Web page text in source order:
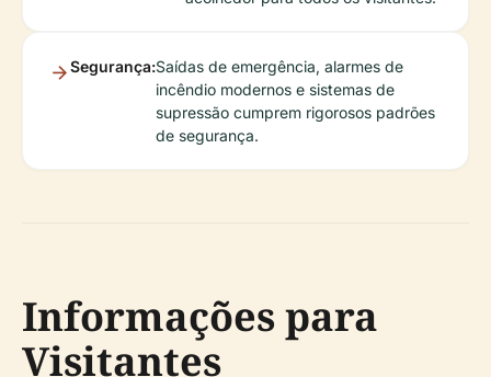
Segurança:Saídas de emergência, alarmes de
incêndio modernos e sistemas de
supressão cumprem rigorosos padrões
de segurança.
Informações para
Visitantes